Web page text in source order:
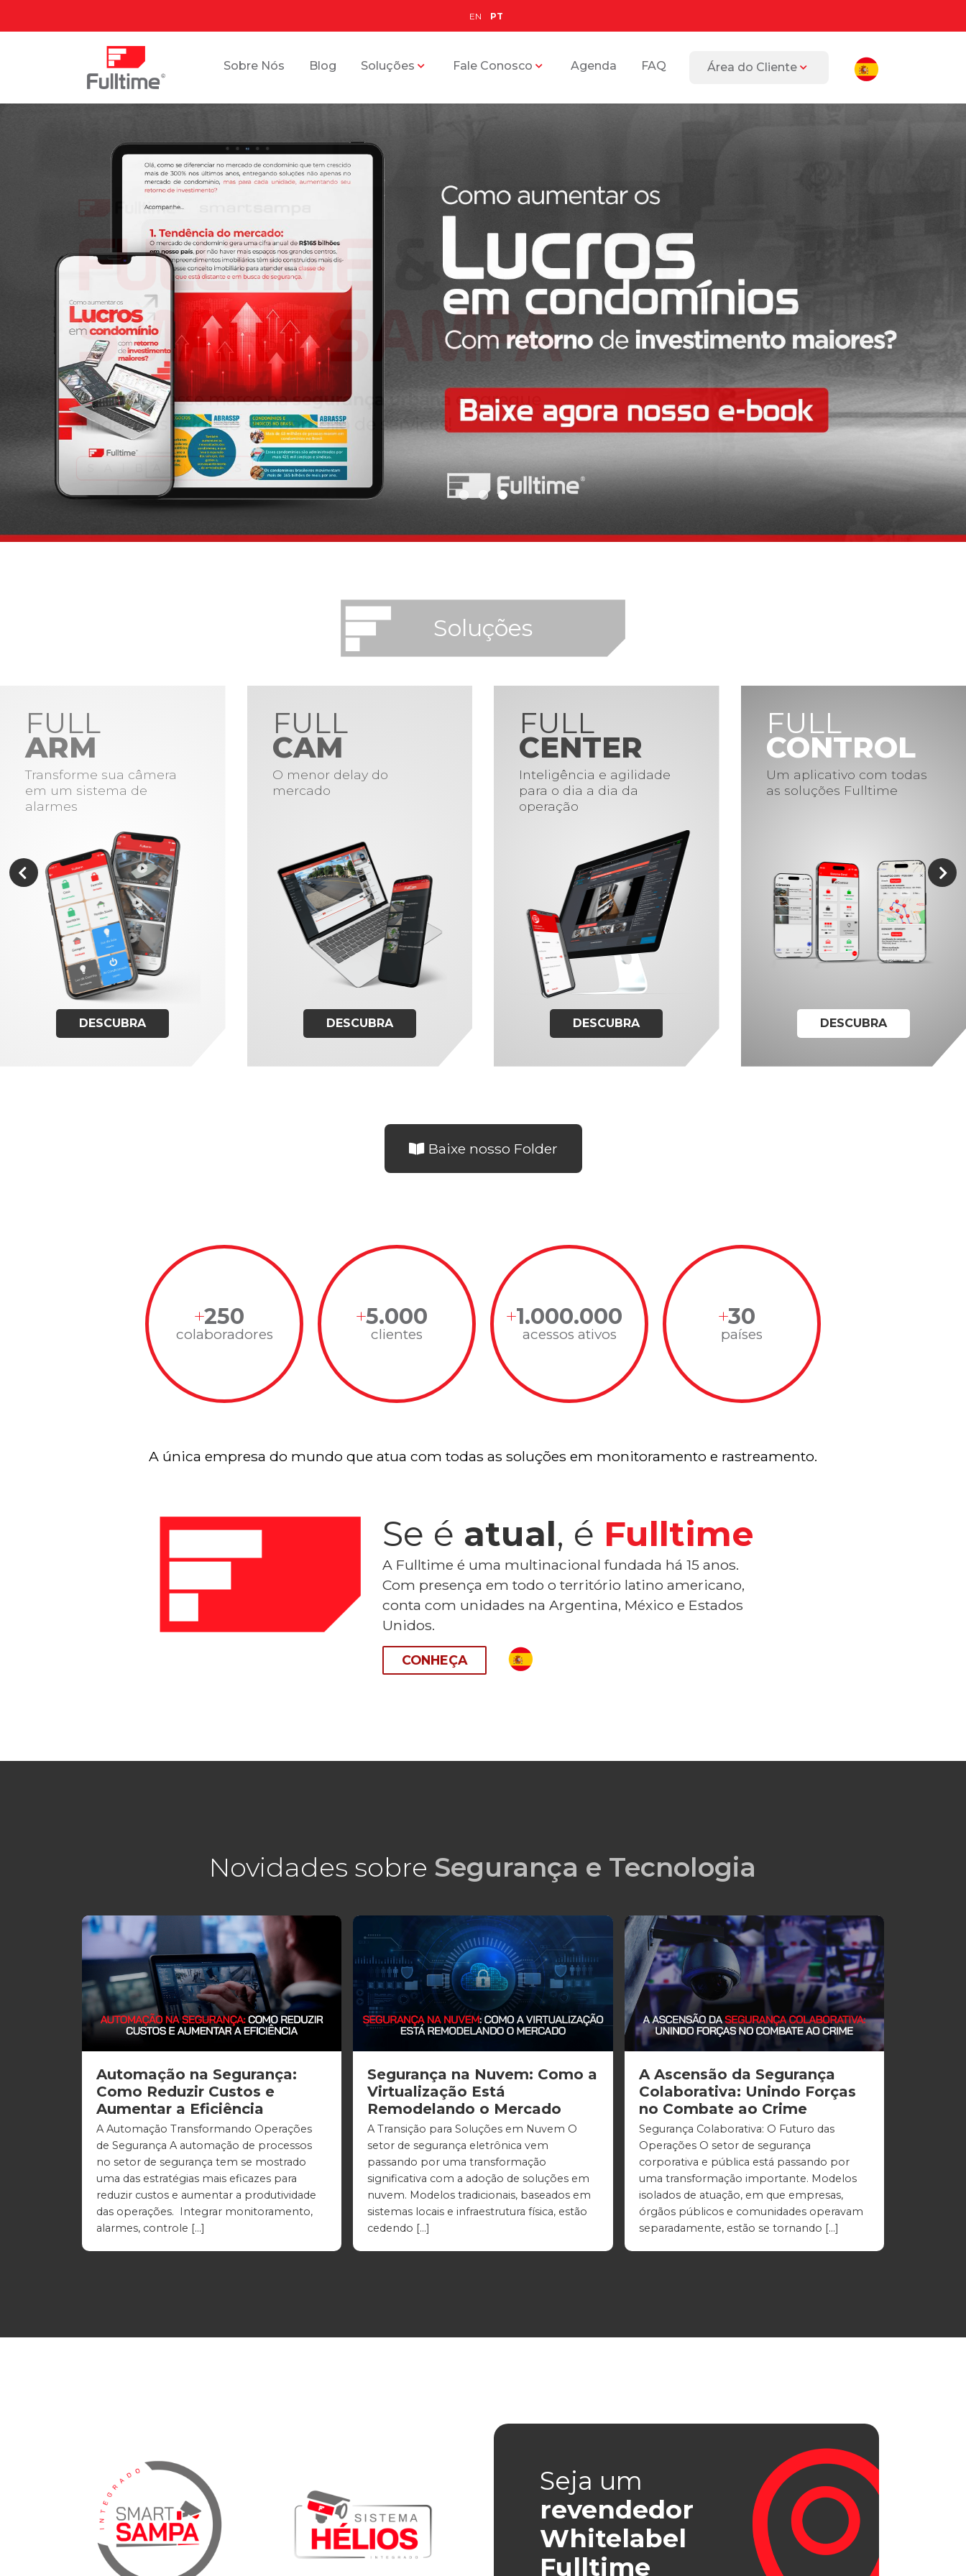
EN PT
Sobre Nós Blog Soluções Fale Conosco Agenda FAQ Área do Cliente
Soluções
FULL
ARM
Transforme sua câmera
em um sistema de
alarmes
DESCUBRA
FULL
CAM
O menor delay do
mercado
DESCUBRA
FULL
CENTER
Inteligência e agilidade
para o dia a dia da
operação
DESCUBRA
FULL
CONTROL
Um aplicativo com todas
as soluções Fulltime
DESCUBRA
Baixe nosso Folder
250
colaboradores
5.000
clientes
1.000.000
acessos ativos
30
países
A única empresa do mundo que atua com todas as soluções em monitoramento e rastreamento.
Se é atual, é Fulltime
A Fulltime é uma multinacional fundada há 15 anos.
Com presença em todo o território latino americano,
conta com unidades na Argentina, México e Estados
Unidos.
CONHEÇA
Novidades sobre Segurança e Tecnologia
Automação na Segurança:
Como Reduzir Custos e
Aumentar a Eficiência
A Automação Transformando Operações
de Segurança A automação de processos
no setor de segurança tem se mostrado
uma das estratégias mais eficazes para
reduzir custos e aumentar a produtividade
das operações. Integrar monitoramento,
alarmes, controle […]
Segurança na Nuvem: Como a
Virtualização Está
Remodelando o Mercado
A Transição para Soluções em Nuvem O
setor de segurança eletrônica vem
passando por uma transformação
significativa com a adoção de soluções em
nuvem. Modelos tradicionais, baseados em
sistemas locais e infraestrutura física, estão
cedendo […]
A Ascensão da Segurança
Colaborativa: Unindo Forças
no Combate ao Crime
Segurança Colaborativa: O Futuro das
Operações O setor de segurança
corporativa e pública está passando por
uma transformação importante. Modelos
isolados de atuação, em que empresas,
órgãos públicos e comunidades operavam
separadamente, estão se tornando […]
Seja um
revendedor
Whitelabel
Fulltime